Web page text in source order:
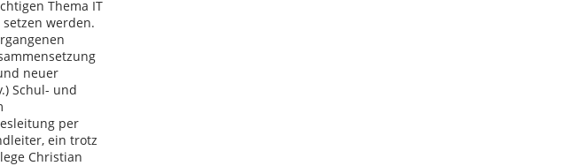
Thema IT
werden.
neuer
Schul- und
per
ein trotz
Christian